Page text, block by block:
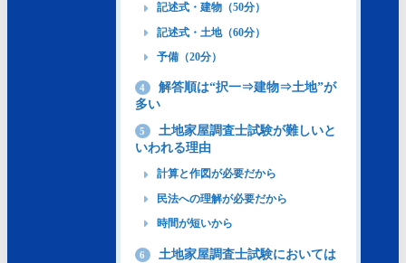
記述式・建物（50分）
記述式・土地（60分）
予備（20分）
4
解答順は“択一⇒建物⇒土地”が
多い
5
土地家屋調査士試験が難しいと
いわれる理由
計算と作図が必要だから
民法への理解が必要だから
時間が短いから
6
土地家屋調査士試験においては